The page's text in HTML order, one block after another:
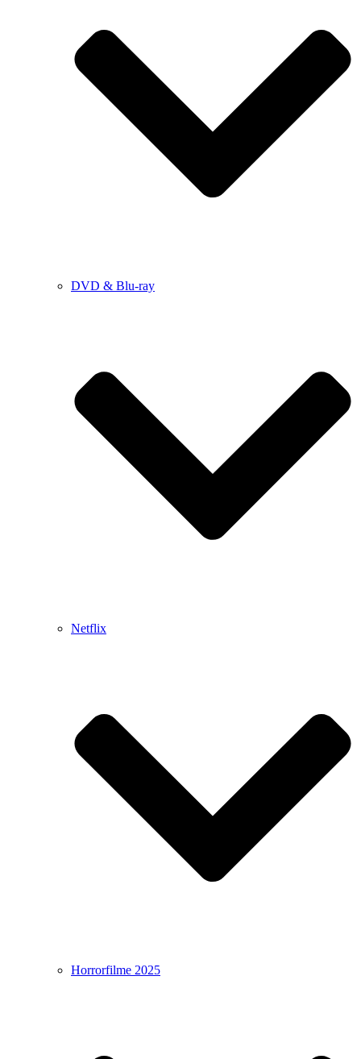
DVD & Blu-ray
Netflix
Horrorfilme 2025